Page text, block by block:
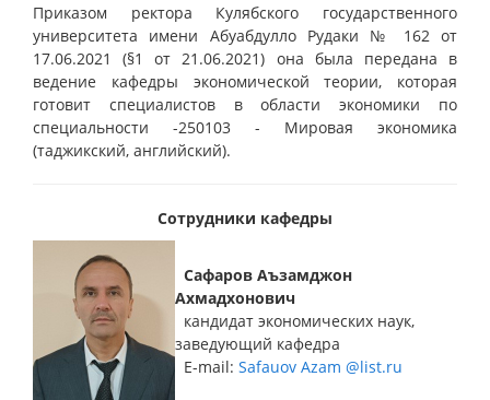
Приказом ректора Кулябского государственного
университета имени Абуабдулло Рудаки № 162 от
17.06.2021 (§1 от 21.06.2021) она была передана в
ведение кафедры экономической теории, которая
готовит специалистов в области экономики по
специальности -250103 - Мировая экономика
(таджикский, английский).
Сотрудники кафедры
Сафаров Аъзамджон
Ахмадхонович
кандидат экономических наук,
заведующий кафедра
E-mail: Safauov Azam @list.ru